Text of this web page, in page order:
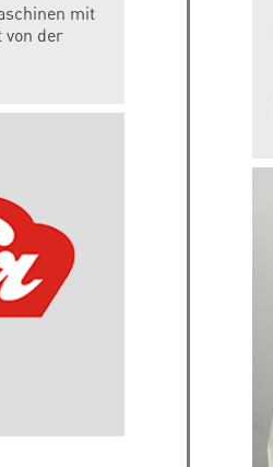
mit
von der